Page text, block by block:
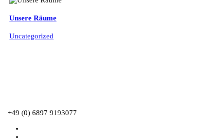
Unsere Räume
Uncategorized
+49 (0) 6897 9193077